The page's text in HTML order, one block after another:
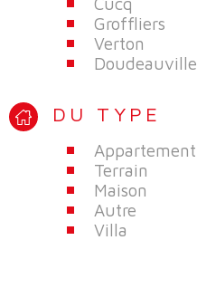
Groffliers
Verton
Doudeauville
DU TYPE
Appartement
Terrain
Maison
Autre
Villa